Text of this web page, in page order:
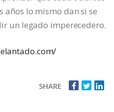
años lo mismo dan si se
un legado imperecedero.
SHARE